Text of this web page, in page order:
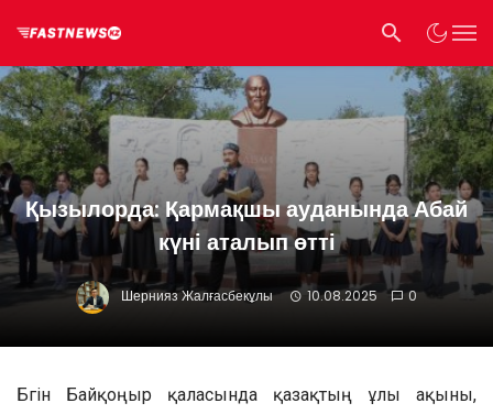
Қызылорда: Қармақшы ауданында Абай
күні аталып өтті
Шернияз Жалғасбекұлы 10.08.2025 0
Бүгін Байқоңыр қаласында қазақтың ұлы ақыны,